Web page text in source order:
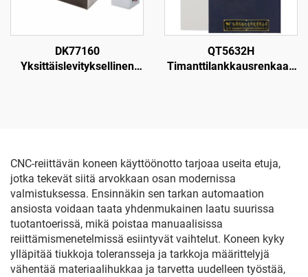
DK77160
Yksittäislevityksellinen
QT5632H
Timanttilankkausrenkaan
CNC-reiittävän koneen käyttöönotto tarjoaa useita etuja,
jotka tekevät siitä arvokkaan osan modernissa
valmistuksessa. Ensinnäkin sen tarkan automaation
ansiosta voidaan taata yhdenmukainen laatu suurissa
tuotantoerissä, mikä poistaa manuaalisissa
reiittämismenetelmissä esiintyvät vaihtelut. Koneen kyky
ylläpitää tiukkoja toleransseja ja tarkkoja määrittelyjä
vähentää materiaalihukkaa ja tarvetta uudelleen työstää,